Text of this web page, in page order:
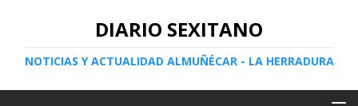
DIARIO SEXITANO
NOTICIAS Y ACTUALIDAD ALMUÑÉCAR - LA HERRADURA